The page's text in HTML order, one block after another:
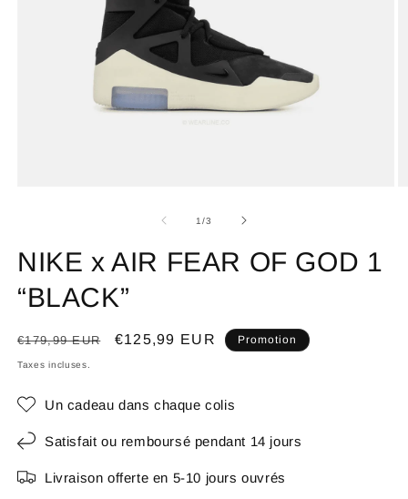
1/de
3
NIKE x AIR FEAR OF GOD 1
“BLACK”
Prix
habituel
€179,99 EUR
Prix
€125,99 EUR Promotion
Taxes incluses.
Un cadeau dans chaque colis
Satisfait ou remboursé pendant 14 jours
Livraison offerte en 5-10 jours ouvrés